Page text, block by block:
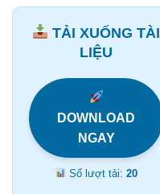
TẢI XUỐNG TÀI
LIỆU
DOWNLOAD
NGAY
Số lượt tải:20